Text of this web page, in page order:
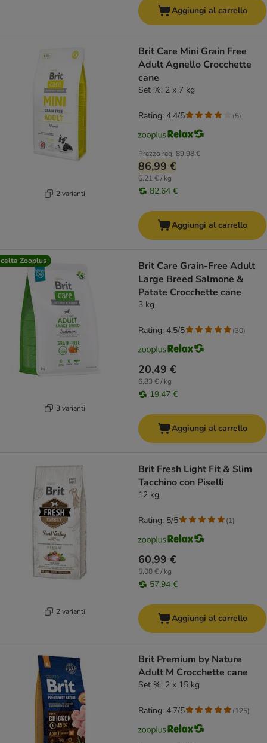
Aggiungi al carrello
2 varianti
Brit Care Mini Grain Free
Adult Agnello Crocchette
cane
Set %: 2 x 7 kg
Prezzo reg. 89,98 €
86,99 €
6,21 € / kg
82,64 €
Rating: 4.4/5 (5)
Aggiungi al carrello
Zooplus
3 varianti
Brit Care Grain-Free Adult
Large Breed Salmone &
Patate Crocchette cane
3 kg
20,49 €
6,83 € / kg
19,47 €
Rating: 4.5/5 (30)
Aggiungi al carrello
2 varianti
Brit Fresh Light Fit & Slim
Tacchino con Piselli
12 kg
60,99 €
5,08 € / kg
57,94 €
Rating: 5/5 (1)
Aggiungi al carrello
Brit Premium by Nature
Adult M Crocchette cane
Set %: 2 x 15 kg
Rating: 4.7/5 (125)